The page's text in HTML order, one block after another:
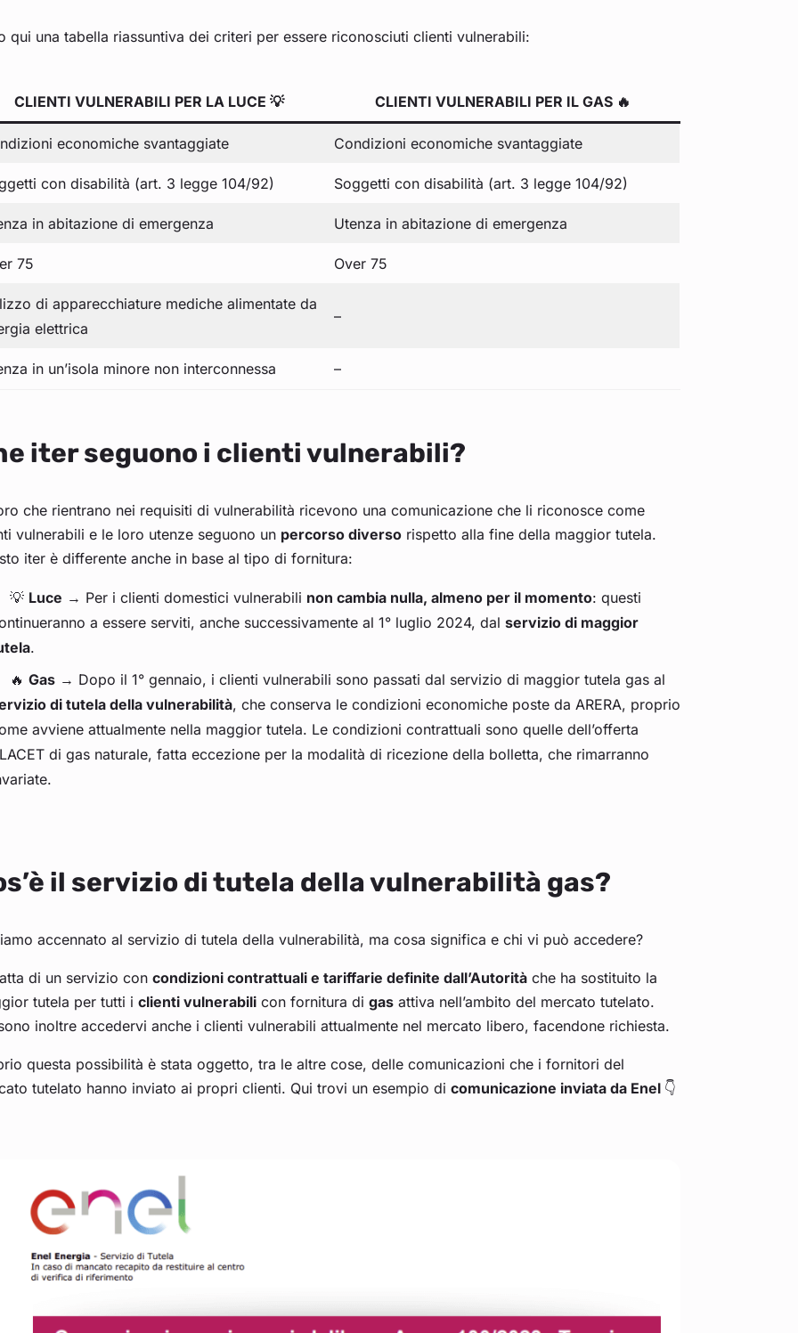
qui una tabella riassuntiva dei criteri per essere riconosciuti clienti vulnerabili:
CLIENTI VULNERABILI PER LA LUCE 💡 CLIENTI VULNERABILI PER IL GAS 🔥​
economiche svantaggiate Condizioni economiche svantaggiate
con disabilità (art. 3 legge 104/92) Soggetti con disabilità (art. 3 legge 104/92)
in abitazione di emergenza Utenza in abitazione di emergenza
75 Over 75
di apparecchiature mediche alimentate da
elettrica
–
in un’isola minore non interconnessa –
iter seguono i clienti vulnerabili?
che rientrano nei requisiti di vulnerabilità ricevono una comunicazione che li riconosce come
vulnerabili e le loro utenze seguono un percorso diversorispetto alla fine della maggior tutela.
iter è differente anche in base al tipo di fornitura:
💡 Luce → Per i clienti domestici vulnerabili non cambia nulla, almeno per il momento: questi
a essere serviti, anche successivamente al 1° luglio 2024, dal servizio di maggior
.
🔥 Gas→ Dopo il 1° gennaio, i clienti vulnerabili sono passati dal servizio di maggior tutela gas al
di tutela della vulnerabilità, che conserva le condizioni economiche poste da ARERA, proprio
avviene attualmente nella maggior tutela. Le condizioni contrattuali sono quelle dell’offerta
di gas naturale, fatta eccezione per la modalità di ricezione della bolletta, che rimarranno
il servizio di tutela della vulnerabilità gas?
accennato al servizio di tutela della vulnerabilità, ma cosa significa e chi vi può accedere?
di un servizio con condizioni contrattuali e tariffarie definite dall’Autoritàche ha sostituito la
tutela per tutti i clienti vulnerabilicon fornitura di gasattiva nell’ambito del mercato tutelato.
inoltre accedervi anche i clienti vulnerabili attualmente nel mercato libero, facendone richiesta.
questa possibilità è stata oggetto, tra le altre cose, delle comunicazioni che i fornitori del
tutelato hanno inviato ai propri clienti. Qui trovi un esempio di comunicazione inviata da Enel 👇